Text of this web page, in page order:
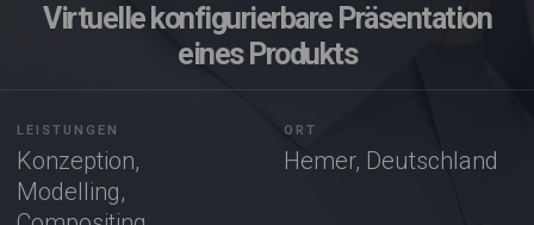
Virtuelle konfigurierbare Präsentation
eines Produkts
LEISTUNGEN
Konzeption,
Modelling,
ORT
Hemer, Deutschland